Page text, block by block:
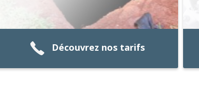
Découvrez nos tarifs